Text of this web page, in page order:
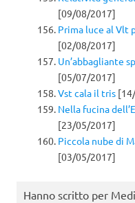
[09/08/2017]
Prima luce al Vlt
[02/08/2017]
Un’abbagliante
[05/07/2017]
Vst cala il tris
Nella fucina
[23/05/2017]
Piccola nube di
[03/05/2017]
Hanno scritto per